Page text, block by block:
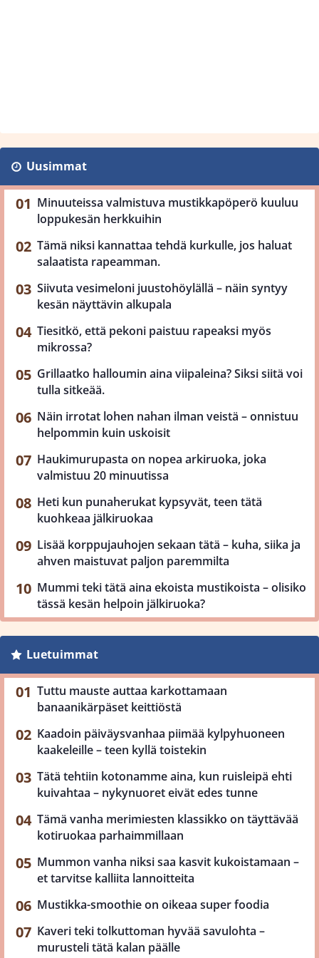
Uusimmat
Minuuteissa valmistuva mustikkapöperö kuuluu
loppukesän herkkuihin
Tämä niksi kannattaa tehdä kurkulle, jos haluat
salaatista rapeamman.
Siivuta vesimeloni juustohöylällä – näin syntyy
kesän näyttävin alkupala
Tiesitkö, että pekoni paistuu rapeaksi myös
mikrossa?
Grillaatko halloumin aina viipaleina? Siksi siitä voi
tulla sitkeää.
Näin irrotat lohen nahan ilman veistä – onnistuu
helpommin kuin uskoisit
Haukimurupasta on nopea arkiruoka, joka
valmistuu 20 minuutissa
Heti kun punaherukat kypsyvät, teen tätä
kuohkeaa jälkiruokaa
Lisää korppujauhojen sekaan tätä – kuha, siika ja
ahven maistuvat paljon paremmilta
Mummi teki tätä aina ekoista mustikoista – olisiko
tässä kesän helpoin jälkiruoka?
Luetuimmat
Tuttu mauste auttaa karkottamaan
banaanikärpäset keittiöstä
Kaadoin päiväysvanhaa piimää kylpyhuoneen
kaakeleille – teen kyllä toistekin
Tätä tehtiin kotonamme aina, kun ruisleipä ehti
kuivahtaa – nykynuoret eivät edes tunne
Tämä vanha merimiesten klassikko on täyttävää
kotiruokaa parhaimmillaan
Mummon vanha niksi saa kasvit kukoistamaan –
et tarvitse kalliita lannoitteita
Mustikka-smoothie on oikeaa super foodia
Kaveri teki tolkuttoman hyvää savulohta –
murusteli tätä kalan päälle